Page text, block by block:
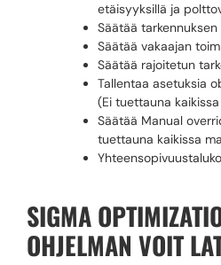
etäisyyksillä ja
Säätää
Säätää vakaajan
Säätää rajoitetun
Tallentaa asetuksia
(Ei tuettauna
Säätää Manual
tuettauna kaikissa
SIGMA
OHJELMAN VOIT